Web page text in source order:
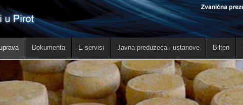
Dokumenta E-servisi Javna preduzeća i ustanove Bilten